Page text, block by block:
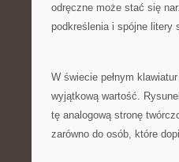
odręczne może stać się
podkreślenia i spójne litery
W świecie pełnym
wyjątkową wartość.
tę analogową stronę
zarówno do osób, które